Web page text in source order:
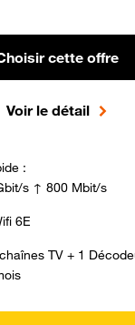
cette offre
Voir le détail
:
s ↑ 800 Mbit/s
6E
TV + 1